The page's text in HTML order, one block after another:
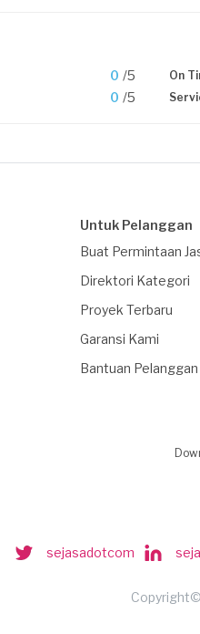
0 /5 On
0 /5
Untuk Pelanggan
Buat Permintaan
Direktori Kategori
Proyek Terbaru
Garansi Kami
Bantuan Pelanggan
sejasadotcom